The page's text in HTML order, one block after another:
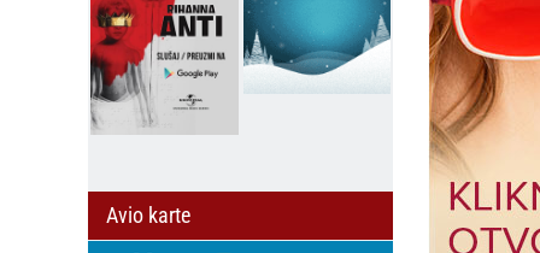
Avio karte